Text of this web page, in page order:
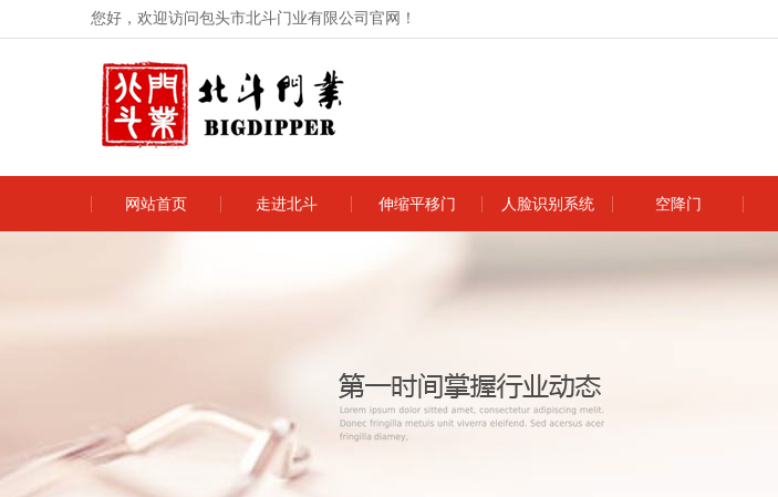
您好，欢迎访问包头市北斗门业有限公司官网！
网站首页 走进北斗 伸缩平移门 人脸识别系统 空降门